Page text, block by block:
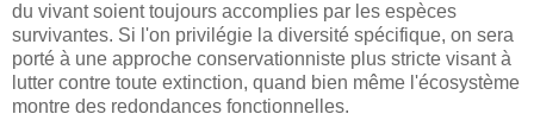
du vivant soient toujours accomplies par les espèces
survivantes. Si l'on privilégie la diversité spécifique, on sera
porté à une approche conservationniste plus stricte visant à
lutter contre toute extinction, quand bien même l'écosystème
montre des redondances fonctionnelles.